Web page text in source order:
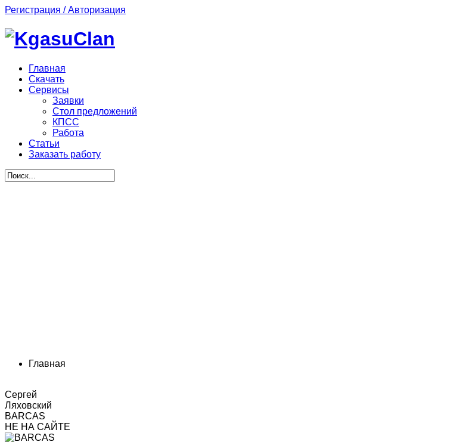
Регистрация / Авторизация
Главная
Скачать
Сервисы
Заявки
Стол предложений
КПСС
Работа
Статьи
Заказать работу
Главная
Сергей
Ляховский
BARCAS
НЕ НА САЙТЕ